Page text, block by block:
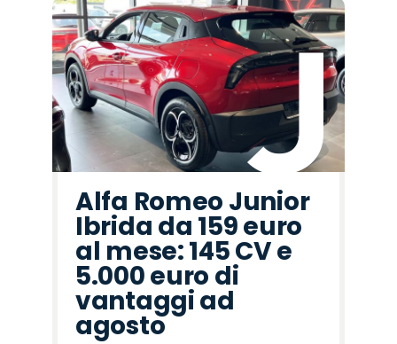
Alfa Romeo Junior
Ibrida da 159 euro
al mese: 145 CV e
5.000 euro di
vantaggi ad
agosto